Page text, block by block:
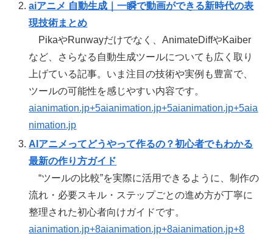
aiアニメ 自動生成｜一瞬で動画ができる新時代の表
現技術まとめ
PikaやRunwayだけでなく、AnimateDiffやKaiber
など、さらなる自動生成ツールについても広く取り
上げている記事。いま注目の技術や実例も豊富で、
ツールの可能性を感じやすい内容です。
aianimation.jp+5aianimation.jp+5aianimation.jp+5aia
nimation.jp
AIアニメってどうやって作るの？初心者でもわかる
最新の作り方ガイド
“ツールの比較”を実際に活用できるように、制作の
流れ・必要スキル・ステップごとの進め方が丁寧に
整理された初心者向けガイドです。
aianimation.jp+8aianimation.jp+8aianimation.jp+8